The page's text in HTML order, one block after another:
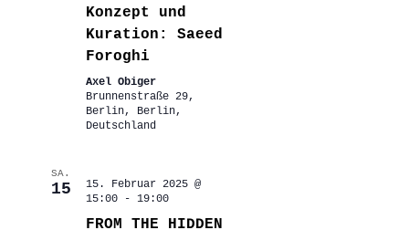
Konzept und
Kuration: Saeed
Foroghi
Axel Obiger
Brunnenstraße 29,
Berlin, Berlin,
Deutschland
SA.
15
15. Februar 2025 @
15:00- 19:00
FROM THE HIDDEN